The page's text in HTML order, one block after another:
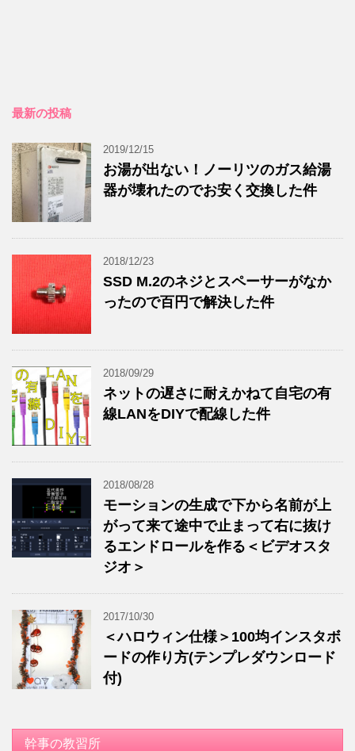
最新の投稿
2019/12/15
お湯が出ない！ノーリツのガス給湯
器が壊れたのでお安く交換した件
2018/12/23
SSD M.2のネジとスペーサーがなか
ったので百円で解決した件
2018/09/29
ネットの遅さに耐えかねて自宅の有
線LANをDIYで配線した件
2018/08/28
モーションの生成で下から名前が上
がって来て途中で止まって右に抜け
るエンドロールを作る＜ビデオスタ
ジオ＞
2017/10/30
＜ハロウィン仕様＞100均インスタボ
ードの作り方(テンプレダウンロード
付)
幹事の教習所